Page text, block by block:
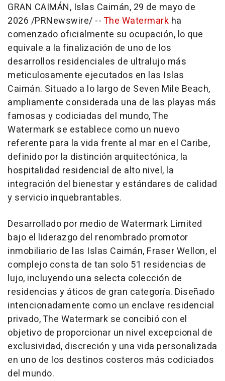
GRAN CAIMÁN, Islas Caimán, 29 de mayo de
2026 /PRNewswire/ --The Watermark ha
comenzado oficialmente su ocupación, lo que
equivale a la finalización de uno de los
desarrollos residenciales de ultralujo más
meticulosamente ejecutados en las Islas
Caimán. Situado a lo largo de Seven Mile Beach,
ampliamente considerada una de las playas más
famosas y codiciadas del mundo, The
Watermark se establece como un nuevo
referente para la vida frente al mar en el Caribe,
definido por la distinción arquitectónica, la
hospitalidad residencial de alto nivel, la
integración del bienestar y estándares de calidad
y servicio inquebrantables.
Desarrollado por medio de Watermark Limited
bajo el liderazgo del renombrado promotor
inmobiliario de las Islas Caimán, Fraser Wellon, el
complejo consta de tan solo 51 residencias de
lujo, incluyendo una selecta colección de
residencias y áticos de gran categoría. Diseñado
intencionadamente como un enclave residencial
privado, The Watermark se concibió con el
objetivo de proporcionar un nivel excepcional de
exclusividad, discreción y una vida personalizada
en uno de los destinos costeros más codiciados
del mundo.